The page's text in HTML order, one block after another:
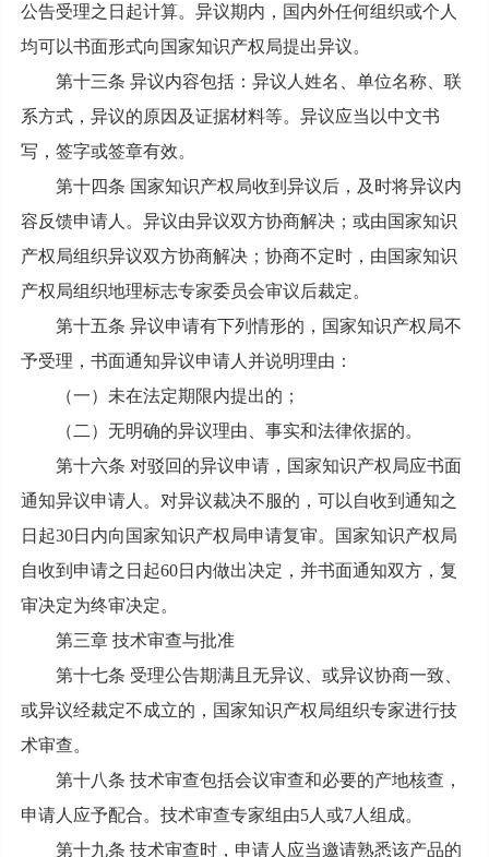
公告受理之日起计算。异议期内，国内外任何组织或个人
均可以书面形式向国家知识产权局提出异议。
第十三条 异议内容包括：异议人姓名、单位名称、联
系方式，异议的原因及证据材料等。异议应当以中文书
写，签字或签章有效。
第十四条 国家知识产权局收到异议后，及时将异议内
容反馈申请人。异议由异议双方协商解决；或由国家知识
产权局组织异议双方协商解决；协商不定时，由国家知识
产权局组织地理标志专家委员会审议后裁定。
第十五条 异议申请有下列情形的，国家知识产权局不
予受理，书面通知异议申请人并说明理由：
（一）未在法定期限内提出的；
（二）无明确的异议理由、事实和法律依据的。
第十六条 对驳回的异议申请，国家知识产权局应书面
通知异议申请人。对异议裁决不服的，可以自收到通知之
日起30日内向国家知识产权局申请复审。国家知识产权局
自收到申请之日起60日内做出决定，并书面通知双方，复
审决定为终审决定。
第三章 技术审查与批准
第十七条 受理公告期满且无异议、或异议协商一致、
或异议经裁定不成立的，国家知识产权局组织专家进行技
术审查。
第十八条 技术审查包括会议审查和必要的产地核查，
申请人应予配合。技术审查专家组由5人或7人组成。
第十九条 技术审查时，申请人应当邀请熟悉该产品的